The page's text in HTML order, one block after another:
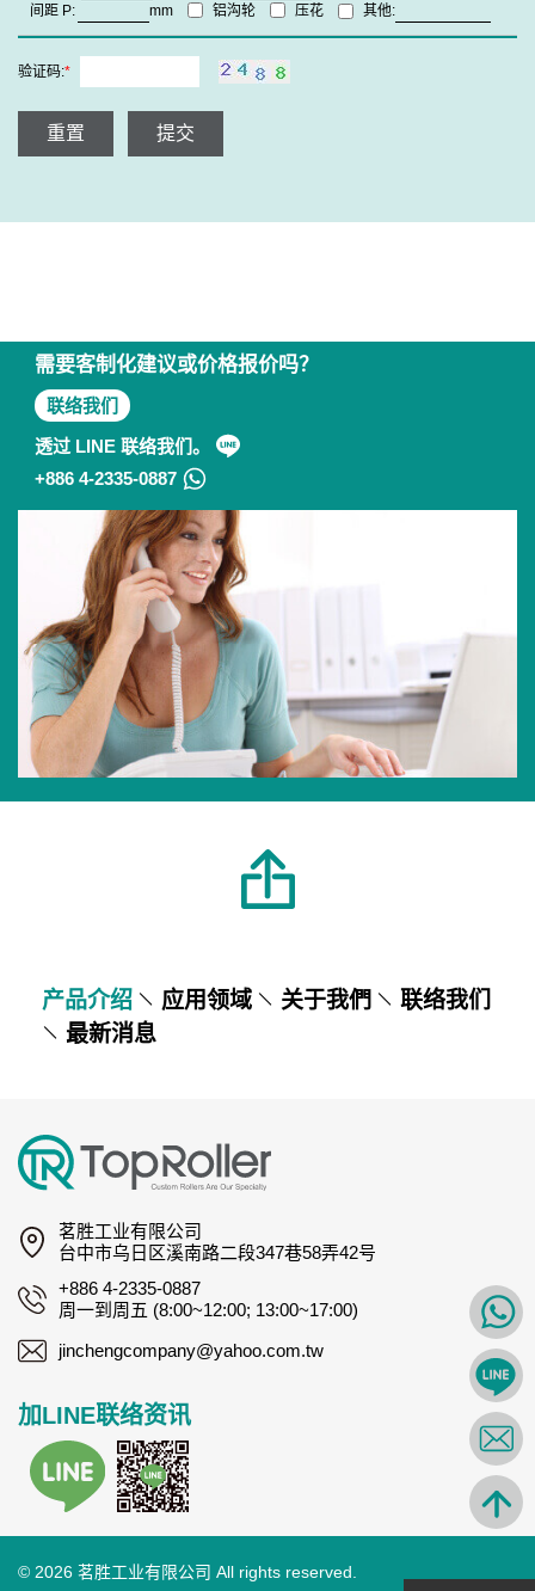
间距 P: mm 铝沟轮 压花 其他:
验证码:*
重置 提交
需要客制化建议或价格报价吗？
联络我们
透过 LINE 联络我们。
+886 4-2335-0887
产品介绍 应用领域 关于我們
联络我们
最新消息
茗胜工业有限公司
台中市乌日区溪南路二段347巷58弄42号
+886 4-2335-0887
周一到周五 (8:00~12:00; 13:00~17:00)
jinchengcompany@yahoo.com.tw
加LINE联络资讯
© 2026 茗胜工业有限公司 All rights reserved.